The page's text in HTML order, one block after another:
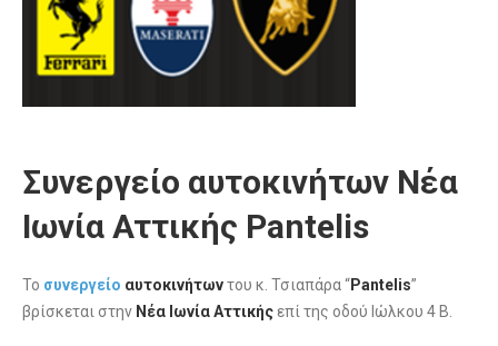
Συνεργείο αυτοκινήτων Νέα
Ιωνία Αττικής Pantelis
Το συνεργείο αυτοκινήτωντου κ. Τσιαπάρα “Pantelis”
βρίσκεται στην Νέα Ιωνία Αττικής επί της οδού Ιώλκου 4 Β.